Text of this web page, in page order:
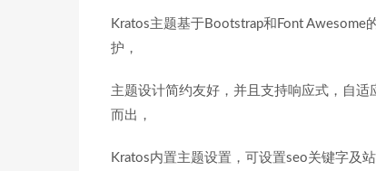
Kratos主题基于Bootstrap和Font
护，
主题设计简约友好，并且支持响应式，自
而出，
Kratos内置主题设置，可设置seo关键字及